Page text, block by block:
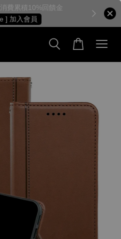
費累積10%回饋金
] 加入會員